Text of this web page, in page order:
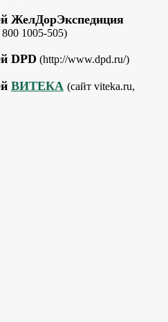
ЖелДорЭкспедиция
1005-505)
DPD (http://www.dpd.ru/)
ВИТЕКА (сайт viteka.ru,